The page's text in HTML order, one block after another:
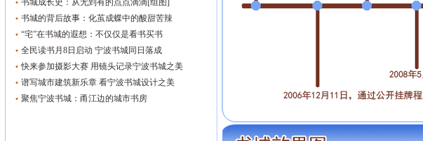
书城成长史：从无到有的点点滴滴[组图]
· 书城的背后故事：化茧成蝶中的酸甜苦辣
· “宅”在书城的遐想：不仅仅是看书买书
· 全民读书月8日启动 宁波书城同日落成
· 快来参加摄影大赛 用镜头记录宁波书城之美
· 谱写城市建筑新乐章 看宁波书城设计之美
· 聚焦宁波书城：甬江边的城市书房